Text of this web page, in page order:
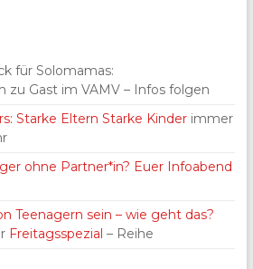
für Solomamas:
zu Gast im VAMV – Infos folgen
Starke Eltern Starke Kinderimmer
ohne Partner*in? Euer Infoabend
Teenagern sein – wie geht das?
Freitagsspezial – Reihe